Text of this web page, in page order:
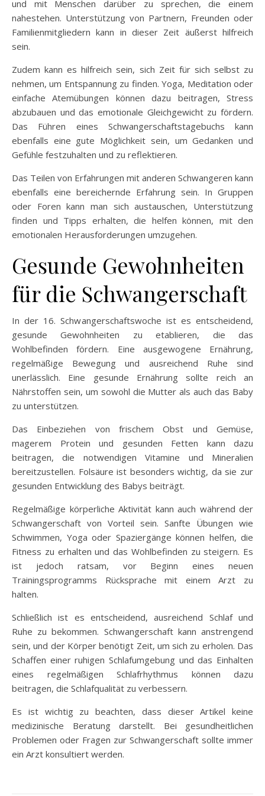
und mit Menschen darüber zu sprechen, die einem
nahestehen. Unterstützung von Partnern, Freunden oder
Familienmitgliedern kann in dieser Zeit äußerst hilfreich
sein.
Zudem kann es hilfreich sein, sich Zeit für sich selbst zu
nehmen, um Entspannung zu finden. Yoga, Meditation oder
einfache Atemübungen können dazu beitragen, Stress
abzubauen und das emotionale Gleichgewicht zu fördern.
Das Führen eines Schwangerschaftstagebuchs kann
ebenfalls eine gute Möglichkeit sein, um Gedanken und
Gefühle festzuhalten und zu reflektieren.
Das Teilen von Erfahrungen mit anderen Schwangeren kann
ebenfalls eine bereichernde Erfahrung sein. In Gruppen
oder Foren kann man sich austauschen, Unterstützung
finden und Tipps erhalten, die helfen können, mit den
emotionalen Herausforderungen umzugehen.
Gesunde Gewohnheiten
für die Schwangerschaft
In der 16. Schwangerschaftswoche ist es entscheidend,
gesunde Gewohnheiten zu etablieren, die das
Wohlbefinden fördern. Eine ausgewogene Ernährung,
regelmäßige Bewegung und ausreichend Ruhe sind
unerlässlich. Eine gesunde Ernährung sollte reich an
Nährstoffen sein, um sowohl die Mutter als auch das Baby
zu unterstützen.
Das Einbeziehen von frischem Obst und Gemüse,
magerem Protein und gesunden Fetten kann dazu
beitragen, die notwendigen Vitamine und Mineralien
bereitzustellen. Folsäure ist besonders wichtig, da sie zur
gesunden Entwicklung des Babys beiträgt.
Regelmäßige körperliche Aktivität kann auch während der
Schwangerschaft von Vorteil sein. Sanfte Übungen wie
Schwimmen, Yoga oder Spaziergänge können helfen, die
Fitness zu erhalten und das Wohlbefinden zu steigern. Es
ist jedoch ratsam, vor Beginn eines neuen
Trainingsprogramms Rücksprache mit einem Arzt zu
halten.
Schließlich ist es entscheidend, ausreichend Schlaf und
Ruhe zu bekommen. Schwangerschaft kann anstrengend
sein, und der Körper benötigt Zeit, um sich zu erholen. Das
Schaffen einer ruhigen Schlafumgebung und das Einhalten
eines regelmäßigen Schlafrhythmus können dazu
beitragen, die Schlafqualität zu verbessern.
Es ist wichtig zu beachten, dass dieser Artikel keine
medizinische Beratung darstellt. Bei gesundheitlichen
Problemen oder Fragen zur Schwangerschaft sollte immer
ein Arzt konsultiert werden.